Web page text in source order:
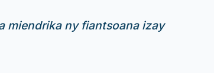
miendrika ny fiantsoana izay